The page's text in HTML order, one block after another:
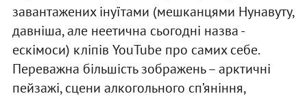
завантажених інуїтами (мешканцями Нунавуту,
давніша, але неетична сьогодні назва -
ескімоси) кліпів YouTube про самих себе.
Переважна більшість зображень – арктичні
пейзажі, сцени алкогольного сп’яніння,